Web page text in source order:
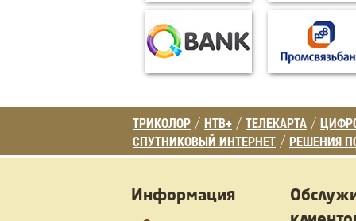
ТРИКОЛОР / НТВ+ / ТЕЛЕКАРТА /
СПУТНИКОВЫЙ ИНТЕРНЕТ / РЕШЕНИЯ
Информация